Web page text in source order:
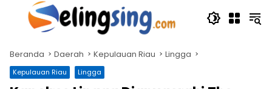
Langsung
Beranda Daerah Kepulauan Riau Lingga
Kepulauan Riau Lingga